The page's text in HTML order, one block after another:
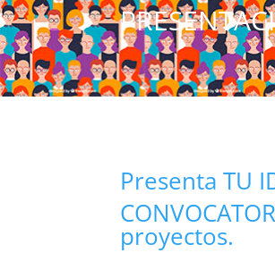
Presenta TU
proyectos.